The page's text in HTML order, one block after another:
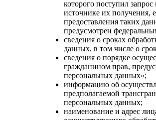
которого поступил
источнике их получения,
предоставления таких
предусмотрен
сведения о сроках
данных, в том числе о
сведения о порядке
гражданином прав,
персональных данных»;
информацию об
предполагаемой
персональных данных;
наименование и адрес